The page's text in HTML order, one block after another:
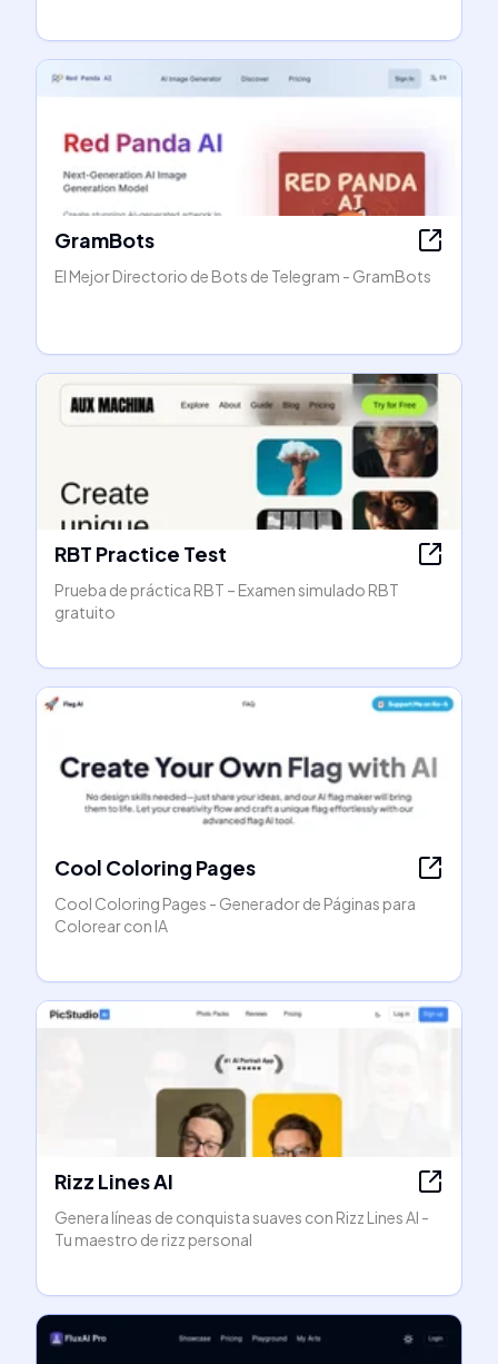
GramBots
El Mejor Directorio de Bots de Telegram - GramBots
RBT Practice Test
Prueba de práctica RBT – Examen simulado RBT
gratuito
Cool Coloring Pages
Cool Coloring Pages - Generador de Páginas para
Colorear con IA
Rizz Lines AI
Genera líneas de conquista suaves con Rizz Lines AI -
Tu maestro de rizz personal